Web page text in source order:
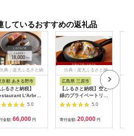
しているおすすめの返礼品
出典：楽天ふるさと納
京都 あきる野市
ふるさと納税】
L'Arbre
お使いいただけるお
事券 18,000円分
ラルブル】
】
5.0
金額: 66,000 円
出典：楽天ふるさと納
広島県 三原市
【ふるさと納税】空と
緑のプライベートリゾ
ートレストラン券5，
000点分 008005
5.0
寄付金額: 20,000 円